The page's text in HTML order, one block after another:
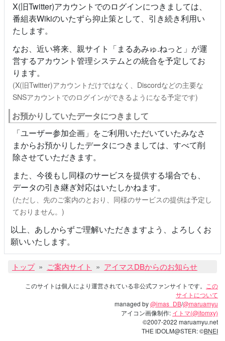
X(旧Twitter)アカウントでのログインにつきましては、
番組表Wikiのいたずら抑止策として、引き続き利用い
たします。
なお、近い将来、親サイト「まるあみゅ.ねっと」が運
営するアカウント管理システムとの統合を予定してお
ります。
(X(旧Twitter)アカウントだけではなく、Discordなどの主要な
SNSアカウントでのログインができるようになる予定です)
お預かりしていたデータにつきまして
「ユーザー参加企画」をご利用いただいていたみなさ
まからお預かりしたデータにつきましては、すべて削
除させていただきます。
また、今後もし同様のサービスを提供する場合でも、
データの引き継ぎ対応はいたしかねます。
(ただし、先のご案内のとおり、同様のサービスの提供は予定し
ておりません。)
以上、あしからずご理解いただきますよう、よろしくお
願いいたします。
トップ ご案内サイト アイマスDBからのお知らせ
このサイトは個人により運営されている非公式ファンサイトです。
この
サイトについて
managed by@imas_DB/@maruamyu
アイコン画像制作: イトマ(@itomxy)
©2007-2022 maruamyu.net
THE IDOLM@STER: ©BNEI